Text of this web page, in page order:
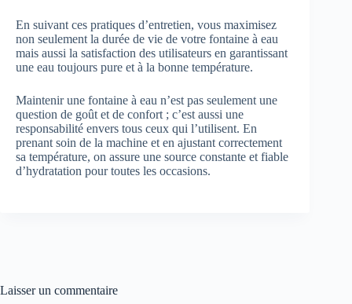
En suivant ces pratiques d’entretien, vous maximisez
non seulement la durée de vie de votre fontaine à eau
mais aussi la satisfaction des utilisateurs en garantissant
une eau toujours pure et à la bonne température.
Maintenir une fontaine à eau n’est pas seulement une
question de goût et de confort ; c’est aussi une
responsabilité envers tous ceux qui l’utilisent. En
prenant soin de la machine et en ajustant correctement
sa température, on assure une source constante et fiable
d’hydratation pour toutes les occasions.
Laisser un commentaire